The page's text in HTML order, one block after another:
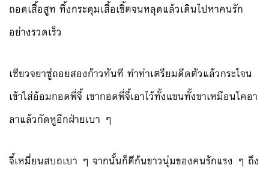
ถอดเสื้อสูท ทึ้งกระดุมเสื้อเชิ้ตจนหลุดแล้วเดินไปหาคนรัก
อย่างรวดเร็ว
เซียวจยาซู่ถอยสองก้าวทันที ทำท่าเตรียมดีดตัวแล้วกระโจน
เข้าใส่อ้อมกอดพี่จี้ เขากอดพี่จี้เอาไว้ทั้งแขนทั้งขาเหมือนโคอา
ลาแล้วกัดหูอีกฝ่ายเบา ๆ
จี้เหมี่ยนสบถเบา ๆ จากนั้นก็ตีก้นขาวนุ่มของคนรักแรง ๆ ถึง